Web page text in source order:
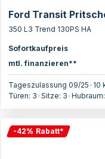
Ford Transit
350 L3 Trend 130PS HA
Sofortkaufpreis
mtl. finanzieren**
Tageszulassung 09/25• 10
Türen: 3•Sitze: 3•Hubraum:
-42% Rabatt*